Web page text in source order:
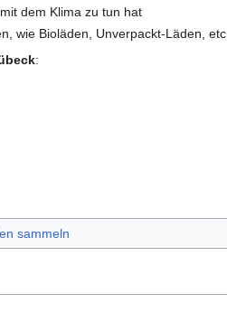
dem Klima zu tun hat
wie Bioläden, Unverpackt-Läden, etc.
:
sammeln